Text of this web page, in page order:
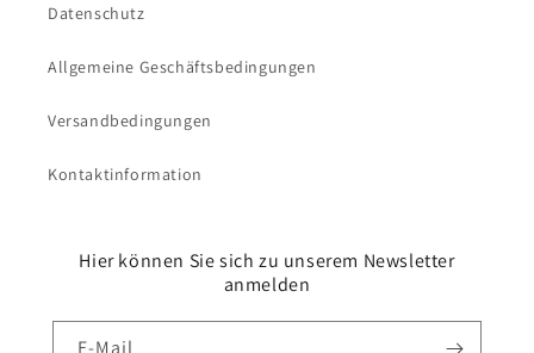
Datenschutz
Allgemeine Geschäftsbedingungen
Versandbedingungen
Kontaktinformation
Hier können Sie sich zu unserem Newsletter
anmelden
E-Mail